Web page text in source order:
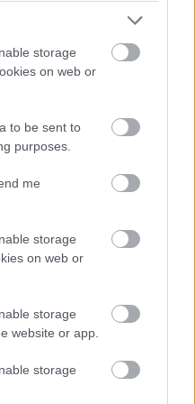
storage
on web or
to be sent to
purposes.
me
storage
on web or
storage
website or app.
storage
tempóban közelít
egyben utolsó kiállása
Porsche Szuperkupa-,
Jeroen
Pierre Thiriet. Azóta
A francia úrvezető
a Le Mans-győzelem és
de egy hibával mindkettőt
44 szekundum maradt